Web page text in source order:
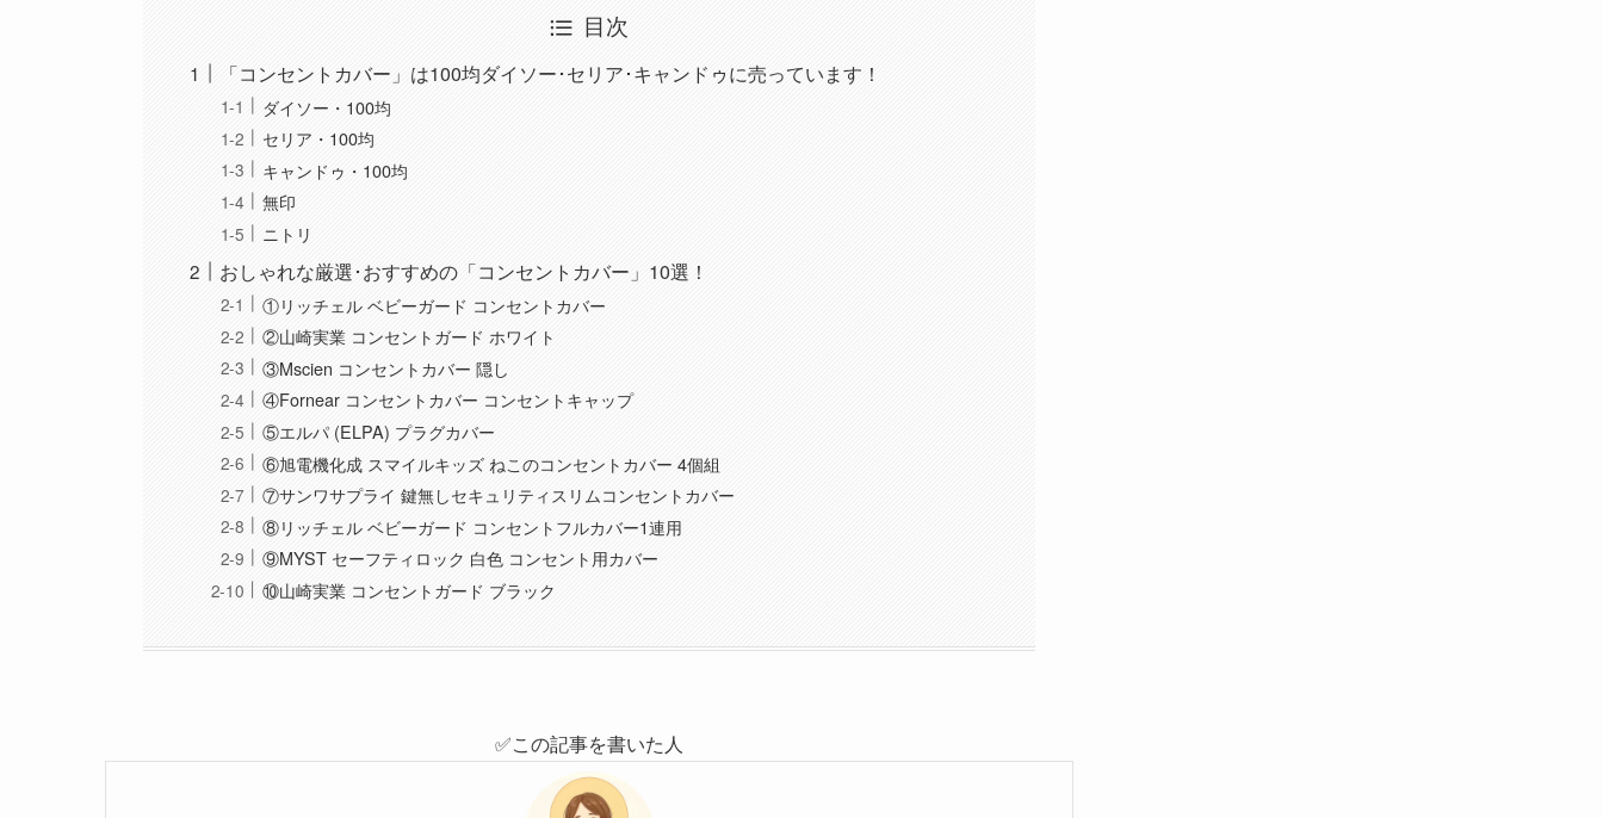
目次
「コンセントカバー」は100均ダイソー･セリア･キャンドゥに売っています！
ダイソー・100均
セリア・100均
キャンドゥ・100均
無印
ニトリ
おしゃれな厳選･おすすめの「コンセントカバー」10選！
①リッチェル ベビーガード コンセントカバー
②山崎実業 コンセントガード ホワイト
③Mscien コンセントカバー 隠し
④Fornear コンセントカバー コンセントキャップ
⑤エルパ (ELPA) プラグカバー
⑥旭電機化成 スマイルキッズ ねこのコンセントカバー 4個組
⑦サンワサプライ 鍵無しセキュリティスリムコンセントカバー
⑧リッチェル ベビーガード コンセントフルカバー1連用
⑨MYST セーフティロック 白色 コンセント用カバー
⑩山崎実業 コンセントガード ブラック
✅この記事を書いた人